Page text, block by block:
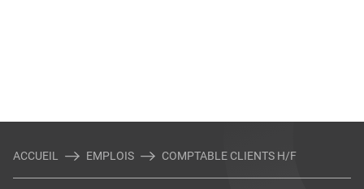
ACCUEIL EMPLOIS COMPTABLE CLIENTS H/F